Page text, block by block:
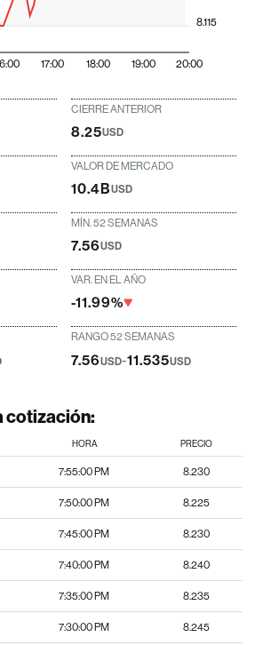
17:00 18:00 19:00 20:00
8.115
CIERRE ANTERIOR
8.25USD
VALOR DE MERCADO
10.4BUSD
MÍN. 52 SEMANAS
7.56USD
VAR. EN EL AÑO
-11.99%
RANGO 52 SEMANAS
7.56USD-11.535USD
cotización:
HORA PRECIO
7:55:00 PM 8.230
7:50:00 PM 8.225
7:45:00 PM 8.230
7:40:00 PM 8.240
7:35:00 PM 8.235
7:30:00 PM 8.245